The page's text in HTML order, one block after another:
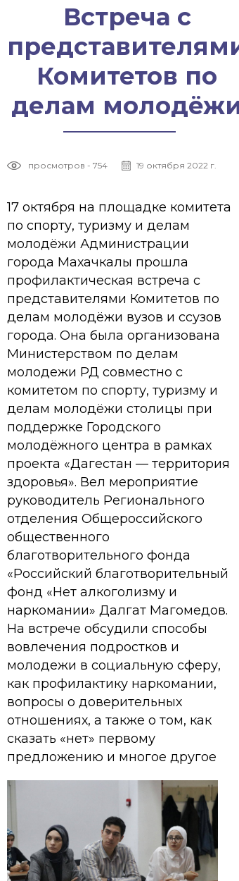
Встреча с
представителями
Комитетов по
делам молодёжи
просмотров - 754 19 октября 2022 г.
17 октября на площадке комитета
по спорту, туризму и делам
молодёжи Администрации
города Махачкалы прошла
профилактическая встреча с
представителями Комитетов по
делам молодёжи вузов и ссузов
города. Она была организована
Министерством по делам
молодежи РД совместно с
комитетом по спорту, туризму и
делам молодёжи столицы при
поддержке Городского
молодёжного центра в рамках
проекта «Дагестан — территория
здоровья». Вел мероприятие
руководитель Регионального
отделения Общероссийского
общественного
благотворительного фонда
«Российский благотворительный
фонд «Нет алкоголизму и
наркомании» Далгат Магомедов.
На встрече обсудили способы
вовлечения подростков и
молодежи в социальную сферу,
как профилактику наркомании,
вопросы о доверительных
отношениях, а также о том, как
сказать «нет» первому
предложению и многое другое